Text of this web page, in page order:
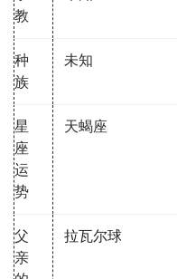
教
种
族
未知
星
座
运
势
天蝎座
父
亲
拉瓦尔球